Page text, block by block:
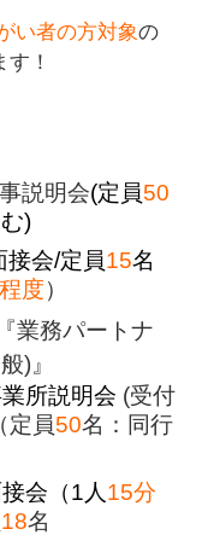
い者の方対象の
す！
説明会(定員50
)
接会/定員15名
度）
業務パートナ
)』
所説明会 (受付
定員50名：同行
会（1人 15分
18名